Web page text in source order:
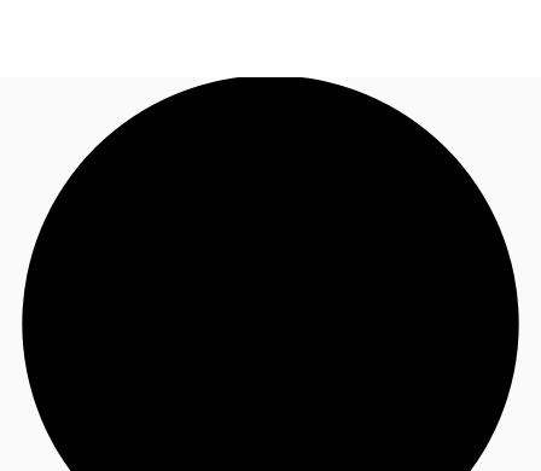
Blog
Données marchés
Appelez maintenant